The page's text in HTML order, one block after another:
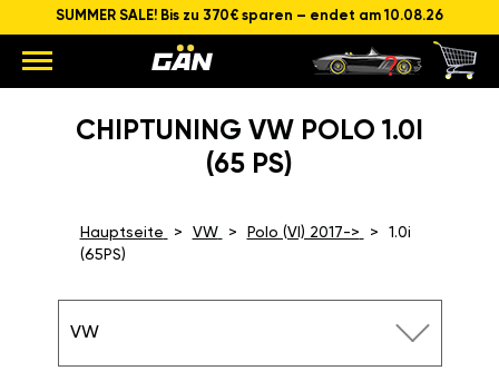
SUMMER SALE! Bis zu 370€ sparen – endet am 10.08.26
CHIPTUNING VW POLO 1.0I
(65 PS)
Hauptseite VW Polo (VI) 2017->
1.0i
(65PS)
VW